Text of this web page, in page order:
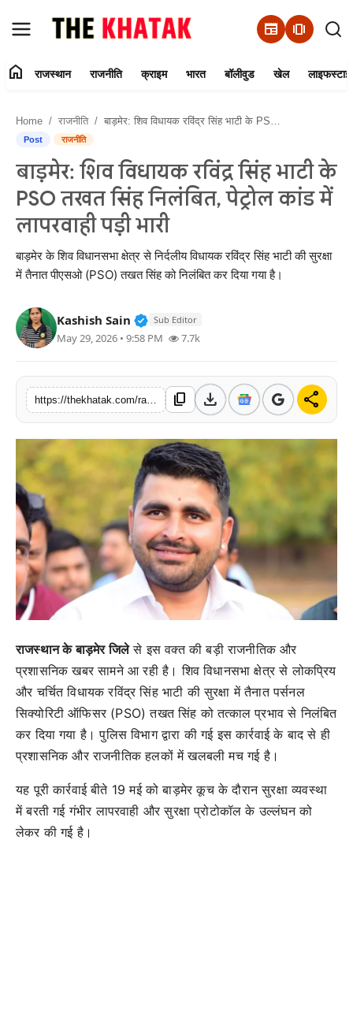
newspaper amp_stories
Contact Us
राजस्थान
राजनीति
क्राइम
बॉलीवुड
खेल
लाइफस्टाइल
अंतर्राष्ट्रीय
home राजस्थान राजनीति क्राइम भारत बॉलीवुड खेल
Home राजनीति ​बाड़मेर: शिव विधायक रविंद्र सिंह भाटी के PSO तखत सिंह निलंबित, पेट्रोल कांड में लापरवाही पड़ी भारी
Post राजनीति
​बाड़मेर: शिव विधायक रविंद्र सिंह भाटी के
PSO तखत सिंह निलंबित, पेट्रोल कांड में
लापरवाही पड़ी भारी
​बाड़मेर के शिव विधानसभा क्षेत्र से निर्दलीय विधायक रविंद्र सिंह भाटी की सुरक्षा
में तैनात पीएसओ (PSO) तखत सिंह को निलंबित कर दिया गया है।
Kashish Sain Verified Public Figure • 11 Jun,
Sub Editor
May 29, 2026 • 9:58 PM 7.7k
content_copy download share
राजस्थान के बाड़मेर जिलेसे इस वक्त की बड़ी राजनीतिक और
प्रशासनिक खबर सामने आ रही है। शिव विधानसभा क्षेत्र से लोकप्रिय
और चर्चित विधायक रविंद्र सिंह भाटी की सुरक्षा में तैनात पर्सनल
सिक्योरिटी ऑफिसर (PSO) तखत सिंह को तत्काल प्रभाव से निलंबित
कर दिया गया है। पुलिस विभाग द्वारा की गई इस कार्रवाई के बाद से ही
प्रशासनिक और राजनीतिक हलकों में खलबली मच गई है।
यह पूरी कार्रवाई बीते 19 मई को बाड़मेर कूच के दौरान सुरक्षा व्यवस्था
में बरती गई गंभीर लापरवाही और सुरक्षा प्रोटोकॉल के उल्लंघन को
लेकर की गई है।